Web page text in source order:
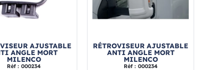
AJUSTABLE
ANGLE MORT
MILENCO
Réf : 000234
RÉTROVISEUR AJUSTABLE
ANTI ANGLE MORT
MILENCO
Réf : 000234